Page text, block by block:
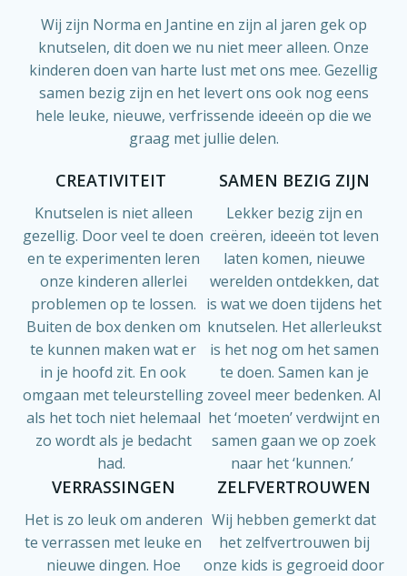
Wij zijn Norma en Jantine en zijn al jaren gek op
knutselen, dit doen we nu niet meer alleen. Onze
kinderen doen van harte lust met ons mee. Gezellig
samen bezig zijn en het levert ons ook nog eens
hele leuke, nieuwe, verfrissende ideeën op die we
graag met jullie delen.
CREATIVITEIT
Knutselen is niet alleen
gezellig. Door veel te doen
en te experimenten leren
onze kinderen allerlei
problemen op te lossen.
Buiten de box denken om
te kunnen maken wat er
in je hoofd zit. En ook
omgaan met teleurstelling
als het toch niet helemaal
zo wordt als je bedacht
had.
SAMEN BEZIG ZIJN
Lekker bezig zijn en
creëren, ideeën tot leven
laten komen, nieuwe
werelden ontdekken, dat
is wat we doen tijdens het
knutselen. Het allerleukst
is het nog om het samen
te doen. Samen kan je
zoveel meer bedenken. Al
het ‘moeten’ verdwijnt en
samen gaan we op zoek
naar het ‘kunnen.’
VERRASSINGEN
Het is zo leuk om anderen
te verrassen met leuke en
nieuwe dingen. Hoe
ZELFVERTROUWEN
Wij hebben gemerkt dat
het zelfvertrouwen bij
onze kids is gegroeid door